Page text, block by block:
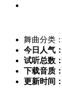
舞曲分类
今日人气：
试听总数：
下载音质：
更新时间：